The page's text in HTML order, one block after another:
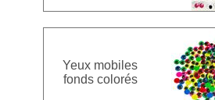
Yeux mobiles
fonds colorés